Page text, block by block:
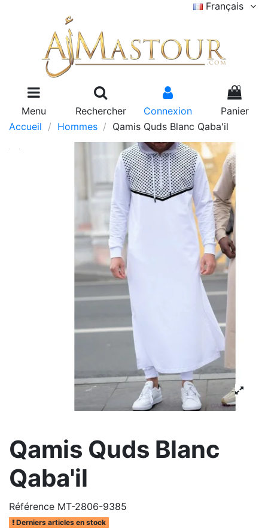
Français
Menu Rechercher Connexion
0
Panier
Accueil
Hommes Qamis Quds Blanc Qaba'il
Qamis Quds Blanc
Qaba'il
Référence MT-2806-9385
Derniers articles en stock